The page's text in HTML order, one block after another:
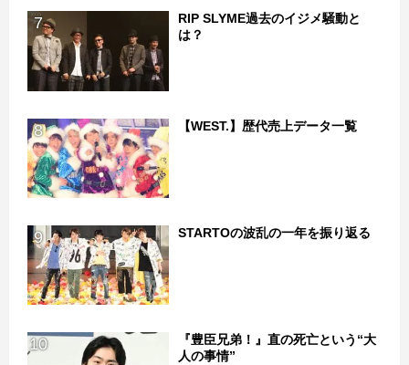
7
RIP SLYME過去のイジメ騒動と
は？
8 【WEST.】歴代売上データ一覧
9 STARTOの波乱の一年を振り返る
10
『豊臣兄弟！』直の死亡という“大
人の事情”